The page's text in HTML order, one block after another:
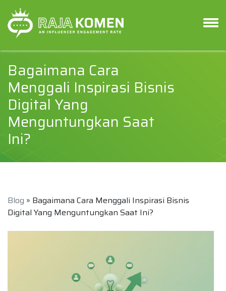
Bagaimana Cara
Menggali Inspirasi Bisnis
Digital Yang
Menguntungkan Saat
Ini?
Blog » Bagaimana Cara Menggali Inspirasi Bisnis
Digital Yang Menguntungkan Saat Ini?